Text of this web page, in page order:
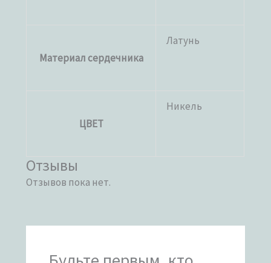
Материал сердечника
Латунь
ЦВЕТ
Никель
Отзывы
Отзывов пока нет.